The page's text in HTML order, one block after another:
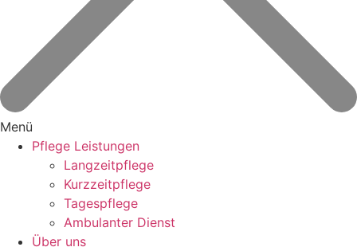
Menü
Pflege Leistungen
Langzeitpflege
Kurzzeitpflege
Tagespflege
Ambulanter Dienst
Über uns